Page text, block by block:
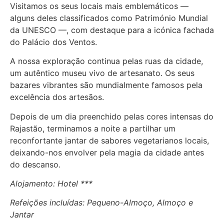
Visitamos os seus locais mais emblemáticos —
alguns deles classificados como Património Mundial
da UNESCO —, com destaque para a icónica fachada
do Palácio dos Ventos.
A nossa exploração continua pelas ruas da cidade,
um autêntico museu vivo de artesanato. Os seus
bazares vibrantes são mundialmente famosos pela
excelência dos artesãos.
Depois de um dia preenchido pelas cores intensas do
Rajastão, terminamos a noite a partilhar um
reconfortante jantar de sabores vegetarianos locais,
deixando-nos envolver pela magia da cidade antes
do descanso.
Alojamento: Hotel ***
Refeições incluídas: Pequeno-Almoço, Almoço e
Jantar